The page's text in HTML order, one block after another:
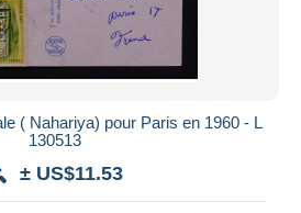
( Nahariya) pour Paris en 1960 - L
130513
± US$11.53